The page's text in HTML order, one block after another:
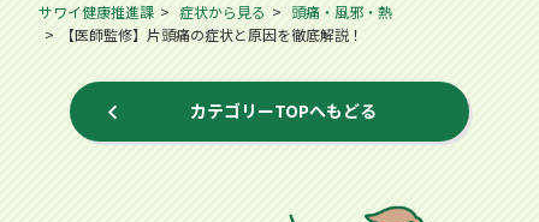
サワイ健康推進課 症状から見る
頭痛・風邪・熱
【医師監修】片頭痛の症状と原因を徹底解説！
カテゴリーTOPへもどる